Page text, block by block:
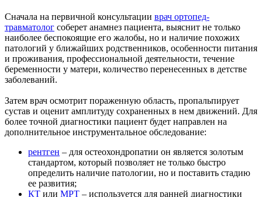
Сначала на первичной консультации врач ортопед-
травматолог соберет анамнез пациента, выяснит не только
наиболее беспокоящие его жалобы, но и наличие похожих
патологий у ближайших родственников, особенности питания
и проживания, профессиональной деятельности, течение
беременности у матери, количество перенесенных в детстве
заболеваний.
Затем врач осмотрит пораженную область, пропальпирует
сустав и оценит амплитуду сохраненных в нем движений. Для
более точной диагностики пациент будет направлен на
дополнительное инструментальное обследование:
рентген – для остеохондропатии он является золотым
стандартом, который позволяет не только быстро
определить наличие патологии, но и поставить стадию
ее развития;
КТ или МРТ – используется для ранней диагностики